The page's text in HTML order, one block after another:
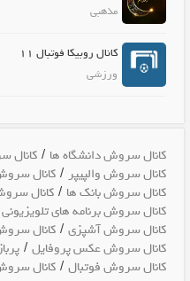
مذهبی
کانال روبیکا فوتبال 11
ورزشی
کانال سروش دانشگاه ها /کانال
کانال سروش والپیپر /کانال
کانال سروش بانک ها /کانال
کانال سروش برنامه های تلویزیونی
کانال سروش آشپزی /کانال
کانال سروش عکس پروفایل /
کانال سروش فوتبال /کانال